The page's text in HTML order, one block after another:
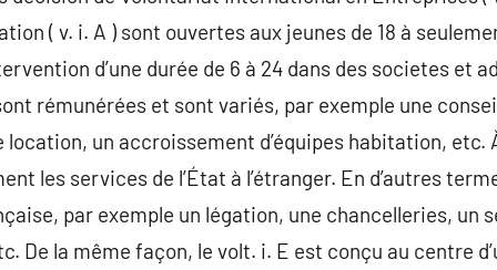
( v. i. A ) sont ouvertes aux jeunes de 18 à
d’une durée de 6 à 24 dans des societes et
rémunérées et sont variés, par exemple une
un accroissement d’équipes habitation, etc.
les services de l’État à l’étranger. En d’autres
par exemple un légation, une chancelleries, un
De la même façon, le volt. i. E est conçu au centre